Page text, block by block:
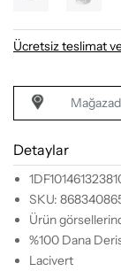
Ücretsiz teslimat
Detaylar
SKU:
Ürün
%100 Dana
Lacivert